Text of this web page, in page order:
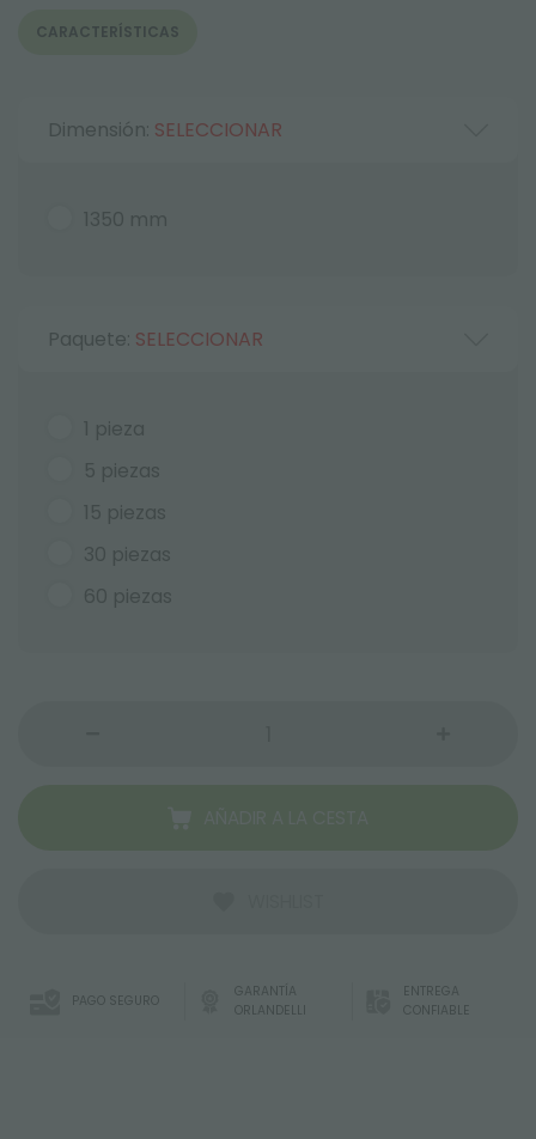
CARACTERÍSTICAS
Dimensión: SELECCIONAR
1350 mm
Paquete: SELECCIONAR
1 pieza
5 piezas
15 piezas
30 piezas
60 piezas
PAGO SEGURO
GARANTÍA
ORLANDELLI
ENTREGA
CONFIABLE